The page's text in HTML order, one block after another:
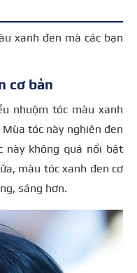
xanh đen mà các bạn
cơ bản
nhuộm tóc màu xanh
tóc này nghiên đen
này không quá nổi bật
màu tóc xanh đen cơ
sáng hơn.